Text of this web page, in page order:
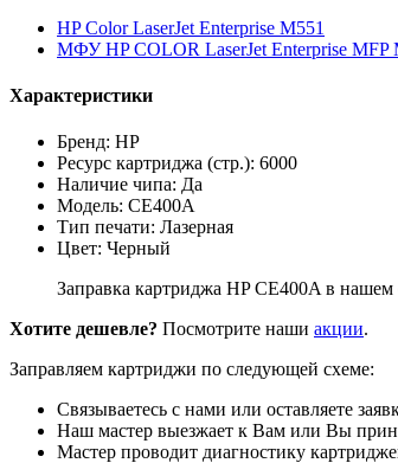
HP Color LaserJet Enterprise M551
МФУ HP COLOR LaserJet Enterprise MFP
Характеристики
Бренд: HP
Ресурс картриджа (стр.): 6000
Наличие чипа: Да
Модель: CE400A
Тип печати: Лазерная
Цвет: Черный
Заправка картриджа HP CE400A в нашем
Хотите дешевле? Посмотрите наши акции.
Заправляем картриджи по следующей схеме:
Связываетесь с нами или оставляете
Наш мастер выезжает к Вам или Вы
Мастер проводит диагностику